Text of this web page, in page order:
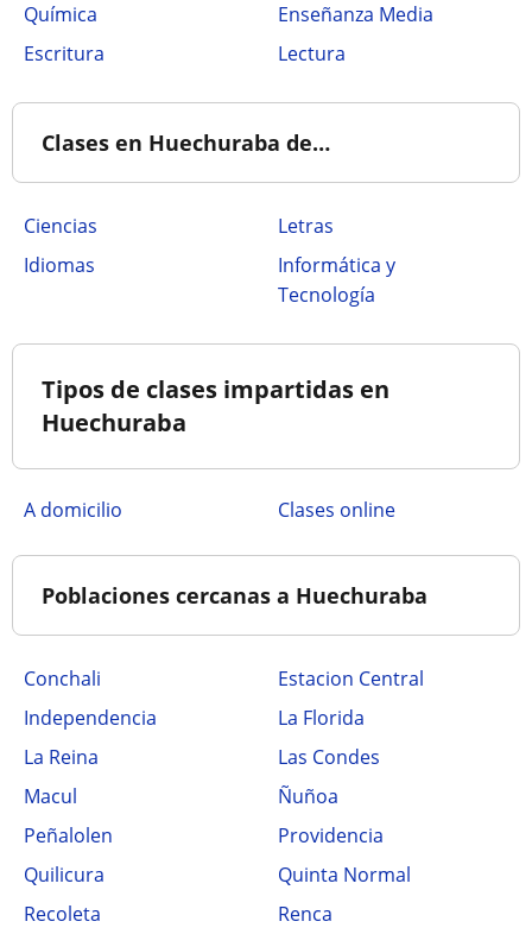
Química
Enseñanza Media
Escritura
Lectura
Clases en Huechuraba de…
Ciencias
Letras
Idiomas
Informática y
Tecnología
Tipos de clases impartidas en
Huechuraba
a domicilio clases online
Poblaciones cercanas a Huechuraba
Conchali
Estacion Central
Independencia
La Florida
La Reina
Las Condes
Macul
Ñuñoa
Peñalolen
Providencia
Quilicura
Quinta Normal
Recoleta
Renca